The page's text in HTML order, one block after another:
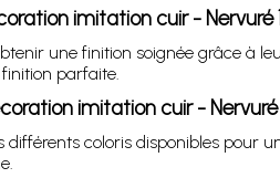
imitation cuir - Nervuré
une finition soignée grâce à
parfaite.
imitation cuir - Nervuré
différents coloris disponibles